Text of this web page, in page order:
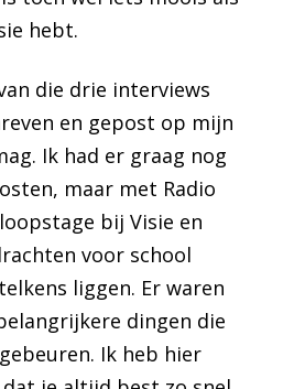
hebt.
die drie interviews
en gepost op mijn
Ik had er graag nog
maar met Radio
bij Visie en
voor school
liggen. Er waren
dingen die
Ik heb hier